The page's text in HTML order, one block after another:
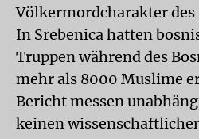
Völkermordcharakter
In Srebenica hatten
Truppen während des
mehr als 8000 Muslime
Bericht messen
keinen